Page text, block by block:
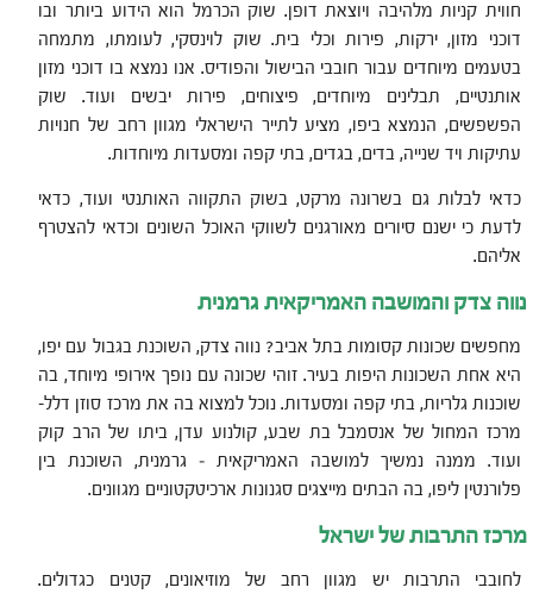
חווית קניות מלהיבה ויוצאת דופן. שוק הכרמל הוא הידוע ביותר ובו
דוכני מזון, ירקות, פירות וכלי בית. שוק לוינסקי, לעומתו, מתמחה
בטעמים מיוחדים עבור חובבי הבישול והפודיס. אנו נמצא בו דוכני מזון
אותנטיים, תבלינים מיוחדים, פיצוחים, פירות יבשים ועוד. שוק
הפשפשים, הנמצא ביפו, מציע לתייר הישראלי מגוון רחב של חנויות
עתיקות ויד שנייה, בדים, בגדים, בתי קפה ומסעדות מיוחדות.
כדאי לבלות גם בשרונה מרקט, בשוק התקווה האותנטי ועוד, כדאי
לדעת כי ישנם סיורים מאורגנים לשווקי האוכל השונים וכדאי להצטרף
אליהם.
נווה צדק והמושבה האמריקאית גרמנית
מחפשים שכונות קסומות בתל אביב? נווה צדק, השוכנת בגבול עם יפו,
היא אחת השכונות היפות בעיר. זוהי שכונה עם נופך אירופי מיוחד, בה
שוכנות גלריות, בתי קפה ומסעדות. נוכל למצוא בה את מרכז סוזן דלל-
מרכז המחול של אנסמבל בת שבע, קולנוע עדן, ביתו של הרב קוק
ועוד. ממנה נמשיך למושבה האמריקאית – גרמנית, השוכנת בין
פלורנטין ליפו, בה הבתים מייצגים סגנונות ארכיטקטוניים מגוונים.
מרכז התרבות של ישראל
לחובבי התרבות יש מגוון רחב של מוזיאונים, קטנים כגדולים.